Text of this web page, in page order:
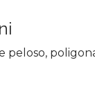
peloso,